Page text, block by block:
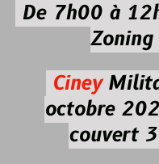
De 7h00 à
Ciney
octobre
couvert